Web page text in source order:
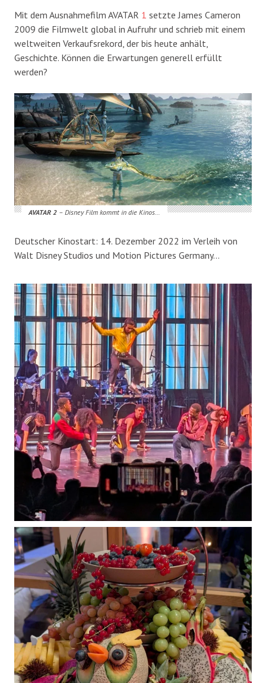
Mit dem Ausnahmefilm AVATAR 1 setzte James Cameron
2009 die Filmwelt global in Aufruhr und schrieb mit einem
weltweiten Verkaufsrekord, der bis heute anhält,
Geschichte. Können die Erwartungen generell erfüllt
werden?
AVATAR 2– Disney Film kommt in die Kinos…
Deutscher Kinostart: 14. Dezember 2022 im Verleih von
Walt Disney Studios und Motion Pictures Germany…